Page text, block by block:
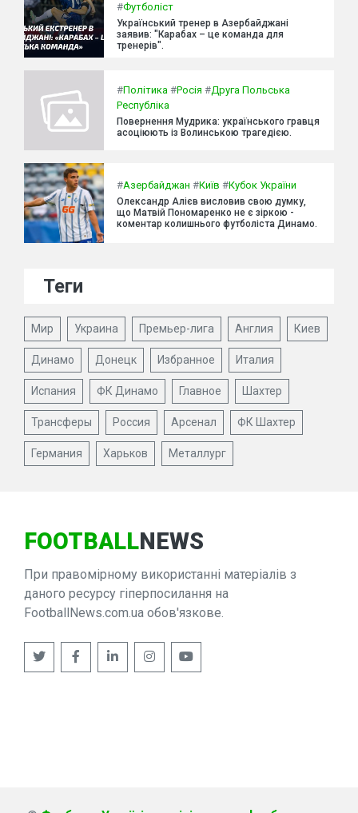
#Футболіст
Український тренер в Азербайджані
заявив: "Карабах – це команда для
тренерів".
#Політика #Росія #Друга Польська
Республіка
Повернення Мудрика: українського гравця
асоціюють із Волинською трагедією.
#Азербайджан #Київ #Кубок України
Олександр Алієв висловив свою думку,
що Матвій Пономаренко не є зіркою -
коментар колишнього футболіста Динамо.
Теги
Мир Украина Премьер-лига Англия Киев
Динамо Донецк Избранное Италия
Испания ФК Динамо Главное Шахтер
Трансферы Россия Арсенал ФК Шахтер
Германия Харьков Металлург
FOOTBALLNEWS
При правомірному використанні матеріалів з
даного ресурсу гіперпосилання на
FootballNews.com.ua обов'язкове.